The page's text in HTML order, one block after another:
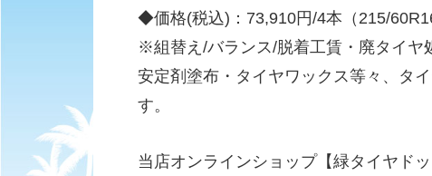
◆価格(税込)：73,910円/4本（215/
※組替え/バランス/脱着工賃・廃タイヤ
安定剤塗布・タイヤワックス等々、タ
す。
当店オンラインショップ【緑タイヤド